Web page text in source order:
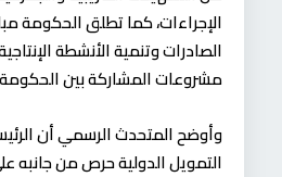
الإجراءات، كما تطلق الحكومة
الصادرات وتنمية الأنشطة
مشروعات المشاركة بين
وأوضح المتحدث الرسمي أن
التمويل الدولية حرص من جانبه